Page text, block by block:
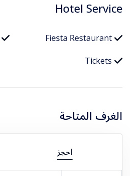
Hotel Service
Fiesta Restaurant
Tickets
الغرف المتاحة
احجز